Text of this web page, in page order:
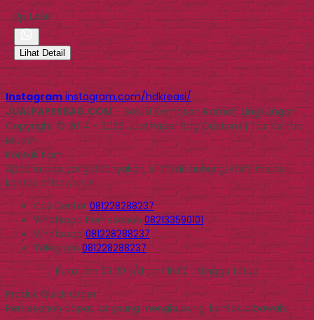
Rp 1.450
Lihat Detail
Instagram instagram.com/hdkreasi/
JUALPAPERBAG.COM- Solusi Kemasan Ramah Lingkungan
Copyright © 2014 - 2026 Jual Paper Bag Custom | Tas Kertas
Murah
Kontak Kami
Apabila ada yang ditanyakan, silahkan hubungi kami melalui
kontak di bawah ini.
Call Center081228288237
WhatsappPemesanan 082133590101
Whatsapp081228288237
Telegram081228288237
Buka jam 09.00 s/d jam 16.00 , Minggu tutup
Produk Quick Order
Pemesanan dapat langsung menghubungi kontak dibawah: